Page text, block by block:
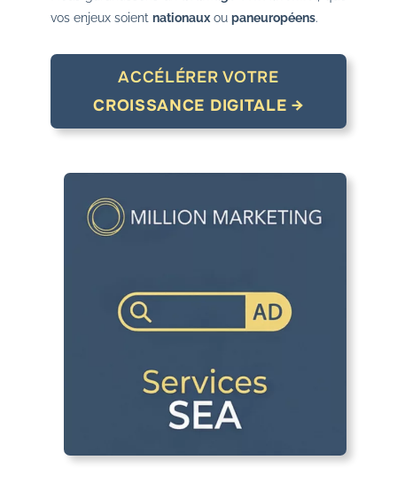
vos enjeux soient nationauxou paneuropéens.
ACCÉLÉRER VOTRE
CROISSANCE DIGITALE →